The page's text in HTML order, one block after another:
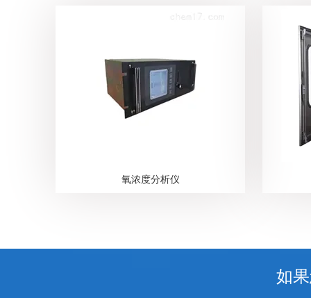
氧浓度分析仪
如